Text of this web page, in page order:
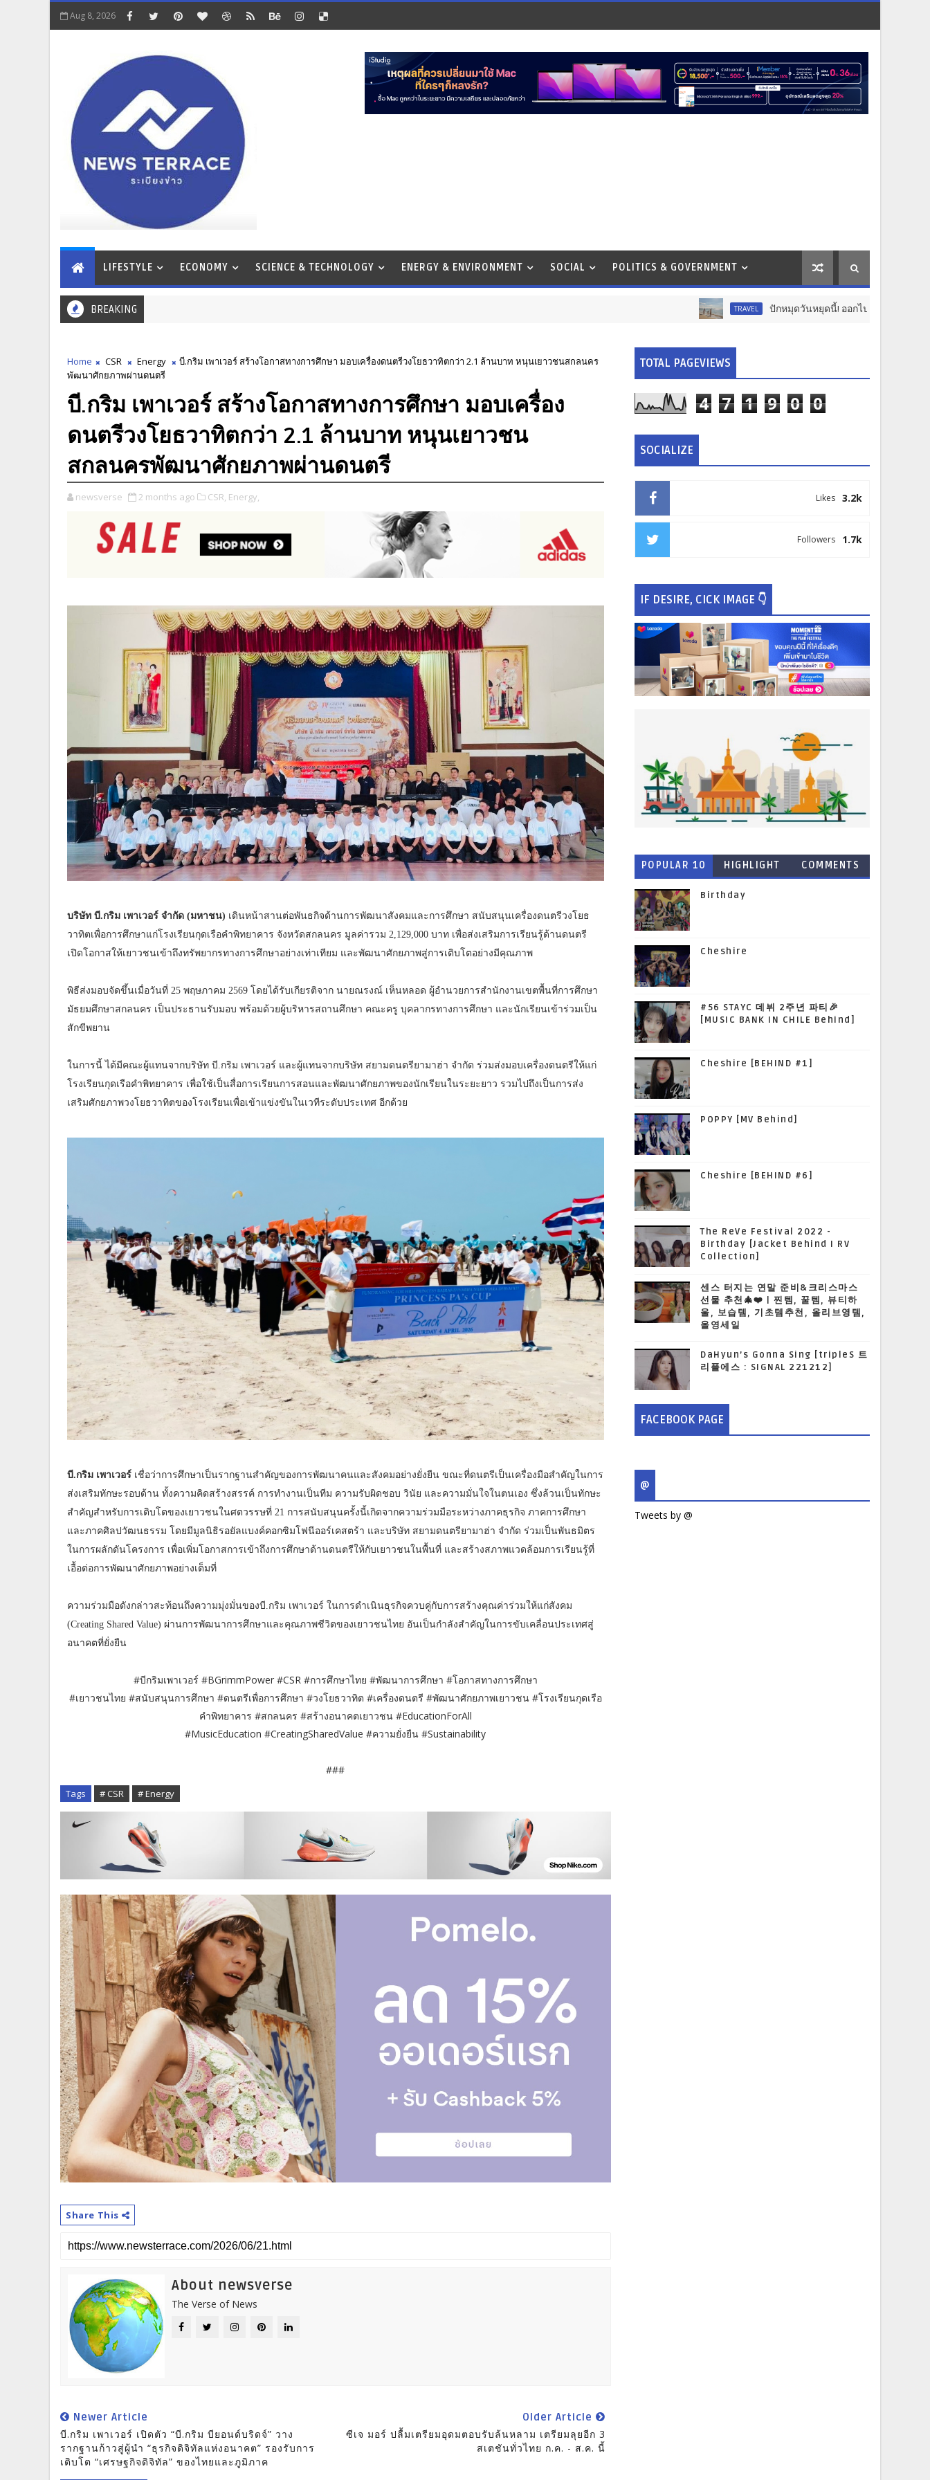
Aug 8, 2026
LIFESTYLE ECONOMY SCIENCE & TECHNOLOGY ENERGY & ENVIRONMENT SOCIAL POLITICS & GOVERNMENT
BREAKING TRAVEL ปักหมุดวันหยุดนี้! ออกไปสร้างช่วงเวลาพิเศษกับค
Home CSR Energy
บี.กริม เพาเวอร์ สร้างโอกาสทางการศึกษา มอบเครื่องดนตรีวงโยธวาทิตกว่า 2.1 ล้านบาท หนุนเยาวชนสกลนคร
พัฒนาศักยภาพผ่านดนตรี
บี.กริม เพาเวอร์ สร้างโอกาสทางการศึกษา มอบเครื่อง
ดนตรีวงโยธวาทิตกว่า 2.1 ล้านบาท หนุนเยาวชน
สกลนครพัฒนาศักยภาพผ่านดนตรี
newsverse 2 months ago CSR, Energy,
บริษัท บี.กริม เพาเวอร์ จำกัด (มหาชน) เดินหน้าสานต่อพันธกิจด้านการพัฒนาสังคมและการศึกษา สนับสนุนเครื่องดนตรีวงโยธ
วาทิตเพื่อการศึกษาแก่โรงเรียนกุดเรือคำพิทยาคาร จังหวัดสกลนคร มูลค่ารวม 2,129,000 บาท เพื่อส่งเสริมการเรียนรู้ด้านดนตรี
เปิดโอกาสให้เยาวชนเข้าถึงทรัพยากรทางการศึกษาอย่างเท่าเทียม และพัฒนาศักยภาพสู่การเติบโตอย่างมีคุณภาพ
พิธีส่งมอบจัดขึ้นเมื่อวันที่ 25 พฤษภาคม 2569 โดยได้รับเกียรติจาก นายณรงณ์ เห็นหลอด ผู้อำนวยการสำนักงานเขตพื้นที่การศึกษา
มัธยมศึกษาสกลนคร เป็นประธานรับมอบ พร้อมด้วยผู้บริหารสถานศึกษา คณะครู บุคลากรทางการศึกษา และนักเรียนเข้าร่วมเป็น
สักขีพยาน
ในการนี้ ได้มีคณะผู้แทนจากบริษัท บี.กริม เพาเวอร์ และผู้แทนจากบริษัท สยามดนตรียามาฮ่า จำกัด ร่วมส่งมอบเครื่องดนตรีให้แก่
โรงเรียนกุดเรือคำพิทยาคาร เพื่อใช้เป็นสื่อการเรียนการสอนและพัฒนาศักยภาพของนักเรียนในระยะยาว รวมไปถึงเป็นการส่ง
เสริมศักยภาพวงโยธวาทิตของโรงเรียนเพื่อเข้าแข่งขันในเวทีระดับประเทศ อีกด้วย
บี.กริม เพาเวอร์ เชื่อว่าการศึกษาเป็นรากฐานสำคัญของการพัฒนาคนและสังคมอย่างยั่งยืน ขณะที่ดนตรีเป็นเครื่องมือสำคัญในการ
ส่งเสริมทักษะรอบด้าน ทั้งความคิดสร้างสรรค์ การทำงานเป็นทีม ความรับผิดชอบ วินัย และความมั่นใจในตนเอง ซึ่งล้วนเป็นทักษะ
สำคัญสำหรับการเติบโตของเยาวชนในศตวรรษที่ 21 การสนับสนุนครั้งนี้เกิดจากความร่วมมือระหว่างภาคธุรกิจ ภาคการศึกษา
และภาคศิลปวัฒนธรรม โดยมีมูลนิธิรอยัลแบงค์คอกซิมโฟนีออร์เคสตร้า และบริษัท สยามดนตรียามาฮ่า จำกัด ร่วมเป็นพันธมิตร
ในการผลักดันโครงการ เพื่อเพิ่มโอกาสการเข้าถึงการศึกษาด้านดนตรีให้กับเยาวชนในพื้นที่ และสร้างสภาพแวดล้อมการเรียนรู้ที่
เอื้อต่อการพัฒนาศักยภาพอย่างเต็มที่
ความร่วมมือดังกล่าวสะท้อนถึงความมุ่งมั่นของบี.กริม เพาเวอร์ ในการดำเนินธุรกิจควบคู่กับการสร้างคุณค่าร่วมให้แก่สังคม
(Creating Shared Value) ผ่านการพัฒนาการศึกษาและคุณภาพชีวิตของเยาวชนไทย อันเป็นกำลังสำคัญในการขับเคลื่อนประเทศสู่
อนาคตที่ยั่งยืน
#บีกริมเพาเวอร์ #BGrimmPower #CSR #การศึกษาไทย #พัฒนาการศึกษา #โอกาสทางการศึกษา
#เยาวชนไทย #สนับสนุนการศึกษา #ดนตรีเพื่อการศึกษา #วงโยธวาทิต #เครื่องดนตรี #พัฒนาศักยภาพเยาวชน #โรงเรียนกุดเรือ
คำพิทยาคาร #สกลนคร #สร้างอนาคตเยาวชน #EducationForAll
#MusicEducation #CreatingSharedValue #ความยั่งยืน #Sustainability
###
Tags # CSR # Energy
Share This
About newsverse
The Verse of News
Newer Article
บี.กริม เพาเวอร์ เปิดตัว “บี.กริม บียอนด์บริดจ์” วาง
รากฐานก้าวสู่ผู้นำ “ธุรกิจดิจิทัลแห่งอนาคต” รองรับการ
เติบโต “เศรษฐกิจดิจิทัล” ของไทยและภูมิภาค
Older Article
ซีเจ มอร์ ปลื้มเตรียมอุดมตอบรับล้นหลาม เตรียมลุยอีก 3
สเตชันทั่วไทย ก.ค. - ส.ค. นี้
TOTAL PAGEVIEWS
4 7 1 9 0 0
SOCIALIZE
3.2k
Likes
1.7k
Followers
IF DESIRE, CICK IMAGE 👇
POPULAR 10
HIGHLIGHT
COMMENTS
Birthday
Cheshire
#56 STAYC 데뷔 2주년 파티🎉
[MUSIC BANK IN CHILE Behind]
Cheshire [BEHIND #1]
POPPY [MV Behind]
Cheshire [BEHIND #6]
The ReVe Festival 2022 -
Birthday [Jacket Behind I RV
Collection]
센스 터지는 연말 준비&크리스마스
선물 추천🎄❤️ | 찐템, 꿀템, 뷰티하
울, 보습템, 기초템추천, 올리브영템,
올영세일
DaHyun’s Gonna Sing [tripleS 트
리플에스 : SIGNAL 221212]
FACEBOOK PAGE
@
Tweets by @